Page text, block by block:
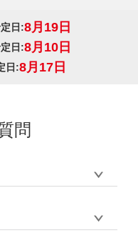
日:8月19日
日:8月10日
日:8月17日
問
。デザインツールから
まで完了できます。